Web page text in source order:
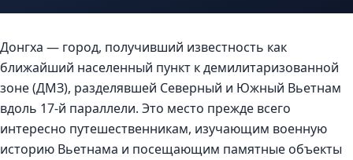
Донгха — город, получивший известность как
ближайший населенный пункт к демилитаризованной
зоне (ДМЗ), разделявшей Северный и Южный Вьетнам
вдоль 17-й параллели. Это место прежде всего
интересно путешественникам, изучающим военную
историю Вьетнама и посещающим памятные объекты